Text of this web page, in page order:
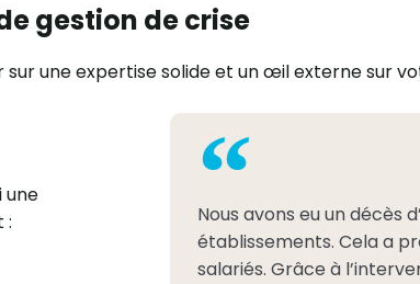
gestion de crise
une expertise solide et un œil externe sur
une
:
Nous avons eu un décès
établissements. Cela a
salariés. Grâce à